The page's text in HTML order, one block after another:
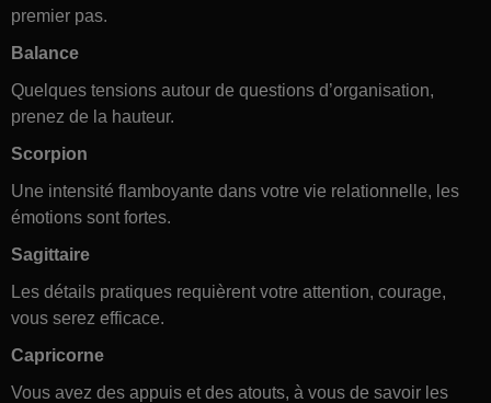
premier pas.
Balance
Quelques tensions autour de questions d’organisation,
prenez de la hauteur.
Scorpion
Une intensité flamboyante dans votre vie relationnelle, les
émotions sont fortes.
Sagittaire
Les détails pratiques requièrent votre attention, courage,
vous serez efficace.
Capricorne
Vous avez des appuis et des atouts, à vous de savoir les